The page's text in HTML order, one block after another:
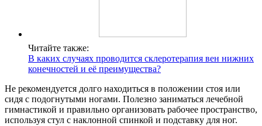
Читайте также:
В каких случаях проводится склеротерапия вен нижних
конечностей и её преимущества?
Не рекомендуется долго находиться в положении стоя или
сидя с подогнутыми ногами. Полезно заниматься лечебной
гимнастикой и правильно организовать рабочее пространство,
используя стул с наклонной спинкой и подставку для ног.